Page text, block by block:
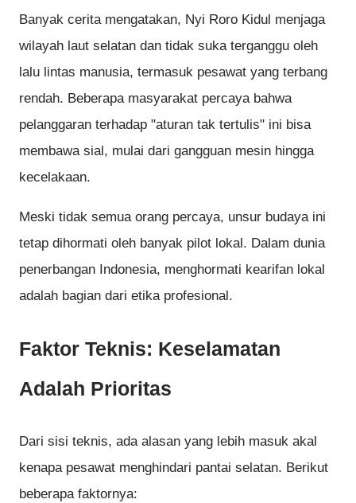
Banyak cerita mengatakan, Nyi Roro Kidul menjaga
wilayah laut selatan dan tidak suka terganggu oleh
lalu lintas manusia, termasuk pesawat yang terbang
rendah. Beberapa masyarakat percaya bahwa
pelanggaran terhadap "aturan tak tertulis" ini bisa
membawa sial, mulai dari gangguan mesin hingga
kecelakaan.
Meski tidak semua orang percaya, unsur budaya ini
tetap dihormati oleh banyak pilot lokal. Dalam dunia
penerbangan Indonesia, menghormati kearifan lokal
adalah bagian dari etika profesional.
Faktor Teknis: Keselamatan
Adalah Prioritas
Dari sisi teknis, ada alasan yang lebih masuk akal
kenapa pesawat menghindari pantai selatan. Berikut
beberapa faktornya: